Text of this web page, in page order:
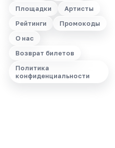
Площадки
Артисты
Рейтинги
Промокоды
О нас
Возврат билетов
Политика
конфиденциальности